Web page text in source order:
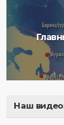
Наш